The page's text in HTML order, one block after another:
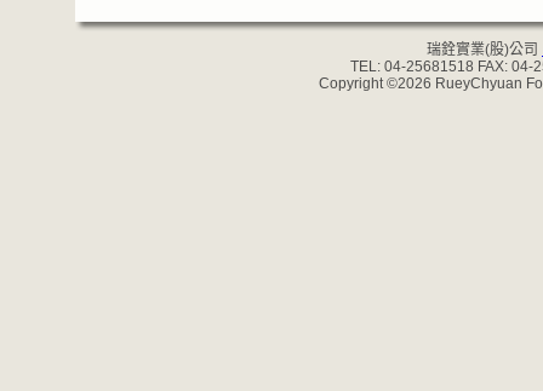
瑞銓實業(股)公司
TEL: 04-25681518 FAX: 04-
Copyright ©2026 RueyChyuan